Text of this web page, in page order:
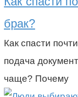
брак?
Как спасти
подача
чаще? Почему